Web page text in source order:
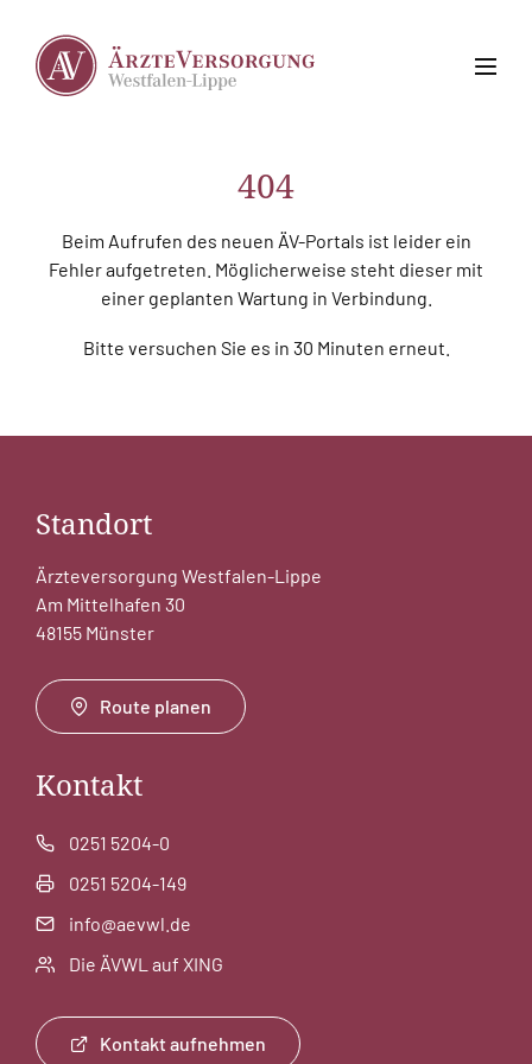
404
Beim Aufrufen des neuen ÄV-Portals ist leider ein
Fehler aufgetreten. Möglicherweise steht dieser mit
einer geplanten Wartung in Verbindung.
Bitte versuchen Sie es in 30 Minuten erneut.
Standort
Ärzteversorgung Westfalen-Lippe
Am Mittelhafen 30
48155 Münster
Route planen
Kontakt
0251 5204-0
0251 5204-149
info@aevwl.de
Die ÄVWL auf XING
Kontakt aufnehmen